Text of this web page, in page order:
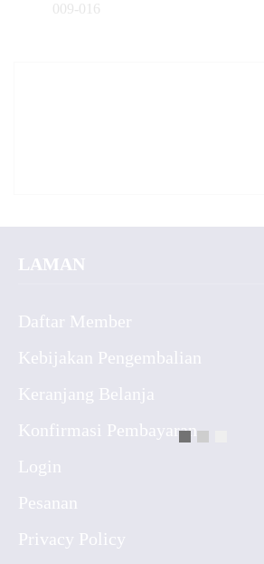
009-016
LAMAN
Daftar Member
Kebijakan Pengembalian
Keranjang Belanja
Konfirmasi Pembayaran
Login
Pesanan
Privacy Policy